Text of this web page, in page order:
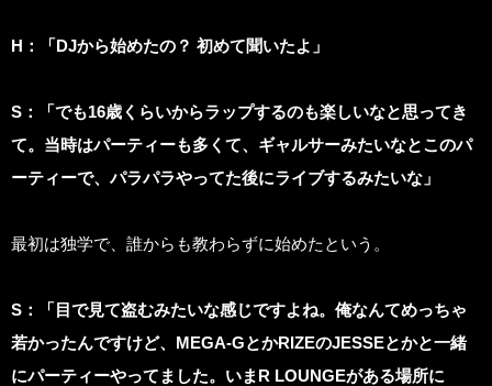
H ：「DJから始めたの？ 初めて聞いたよ」
S ：「でも16歳くらいからラップするのも楽しいなと思ってき
て。当時はパーティーも多くて、ギャルサーみたいなとこのパ
ーティーで、パラパラやってた後にライブするみたいな」
最初は独学で、誰からも教わらずに始めたという。
S ：「目で見て盗むみたいな感じですよね。俺なんてめっちゃ
若かったんですけど、MEGA-GとかRIZEのJESSEとかと一緒
にパーティーやってました。いまR LOUNGEがある場所に